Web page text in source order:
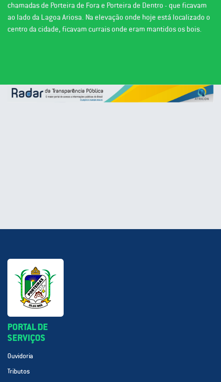
chamadas de Porteira de Fora e Porteira de Dentro - que ficavam
ao lado da Lagoa Ariosa. Na elevação onde hoje está localizado o
centro da cidade, ficavam currais onde eram mantidos os bois.
PORTAL DE
SERVIÇOS
Ouvidoria
Tributos